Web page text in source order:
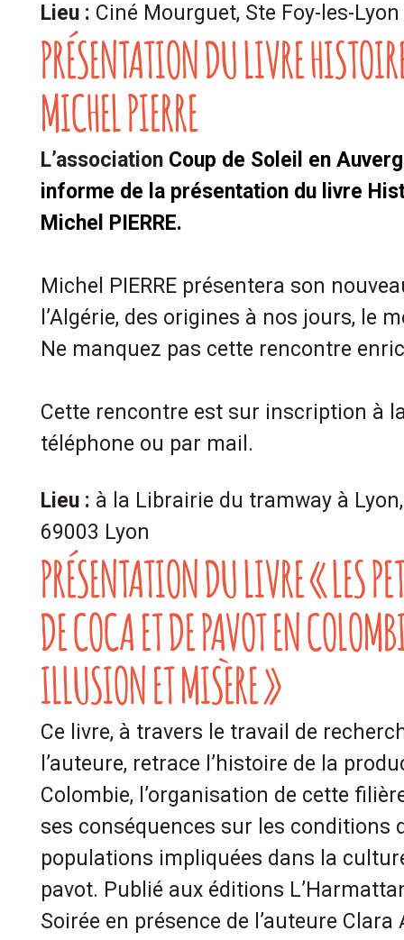
Lieu : Ciné Mourguet, Ste Foy-les-Lyon
PRÉSENTATION DU LIVRE
MICHEL PIERRE
L’association Coup de Soleil en
informe de la présentation du livre
Michel PIERRE.
Michel PIERRE présentera son
l’Algérie, des origines à nos jours, le
Ne manquez pas cette rencontre
Cette rencontre est sur inscription à
téléphone ou par mail.
Lieu : à la Librairie du tramway à
69003 Lyon
PRÉSENTATION DU LIVRE « LES
DE COCA ET DE PAVOT EN
ILLUSION ET MISÈRE »
Ce livre, à travers le travail de
l’auteure, retrace l’histoire de la
Colombie, l’organisation de cette
ses conséquences sur les conditions
populations impliquées dans la
pavot. Publié aux éditions
Soirée en présence de l’auteure Clara